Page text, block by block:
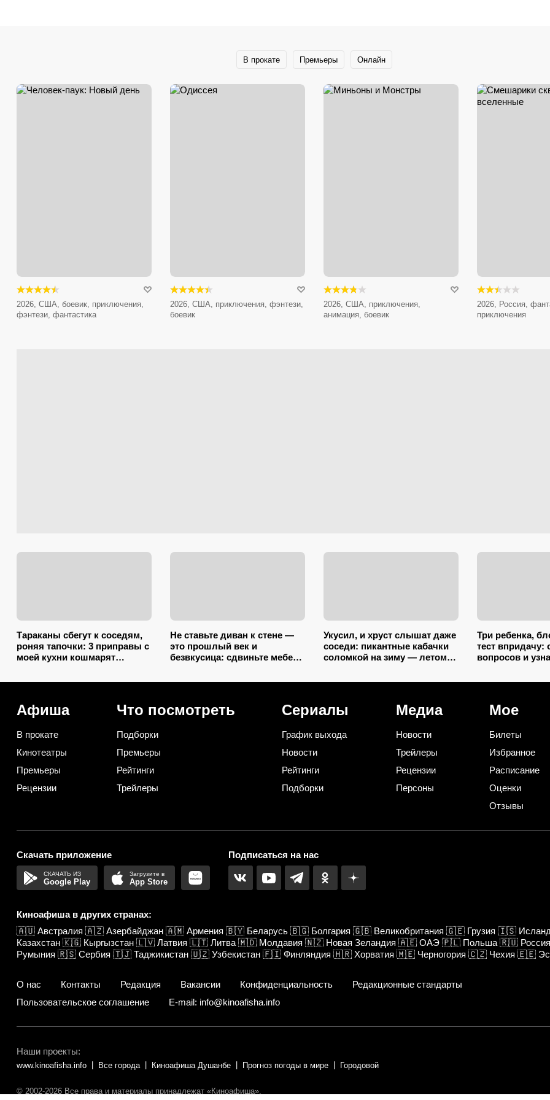
В прокате Премьеры Онлайн
2026, США, боевик, приключения,
фэнтези, фантастика
2026, США, приключения, фэнтези,
боевик
2026, США, приключения,
анимация, боевик
2026, Россия,
приключения
Тараканы сбегут к соседям,
роняя тапочки: 3 приправы с
моей кухни кошмарят
Не ставьте диван к стене —
это прошлый век и
безвкусица: сдвиньте мебель
Укусил, и хруст слышат даже
соседи: пикантные кабачки
соломкой на зиму — летом
Три ребенка,
тест впридачу:
вопросов и
Афиша
В прокате
Кинотеатры
Премьеры
Рецензии
Что посмотреть
Подборки
Премьеры
Рейтинги
Трейлеры
Сериалы
График выхода
Новости
Рейтинги
Подборки
Медиа
Новости
Трейлеры
Рецензии
Персоны
Мое
Билеты
Избранное
Расписание
Оценки
Отзывы
Скачать приложение
Google Play App Store
Подписаться на нас
Киноафиша в других странах:
🇦🇺 Австралия 🇦🇿 Азербайджан 🇦🇲 Армения 🇧🇾 Беларусь 🇧🇬 Болгария 🇬🇧 Великобритания 🇬🇪 Грузия 🇮🇸
Казахстан 🇰🇬 Кыргызстан 🇱🇻 Латвия 🇱🇹 Литва 🇲🇩 Молдавия 🇳🇿 Новая Зеландия 🇦🇪 ОАЭ 🇵🇱 Польша 🇷🇺 Россия
Румыния 🇷🇸 Сербия 🇹🇯 Таджикистан 🇺🇿 Узбекистан 🇫🇮 Финляндия 🇭🇷 Хорватия 🇲🇪 Черногория 🇨🇿 Чехия 🇪🇪
О нас Контакты Редакция Вакансии Конфиденциальность
Редакционные стандарты
Пользовательское соглашение
E-mail: info@kinoafisha.info
Наши проекты:
www.kinoafisha.info Все города Киноафиша Душанбе Прогноз погоды в мире Городовой
© 2002-2026 Все права и материалы принадлежат «Киноафиша».